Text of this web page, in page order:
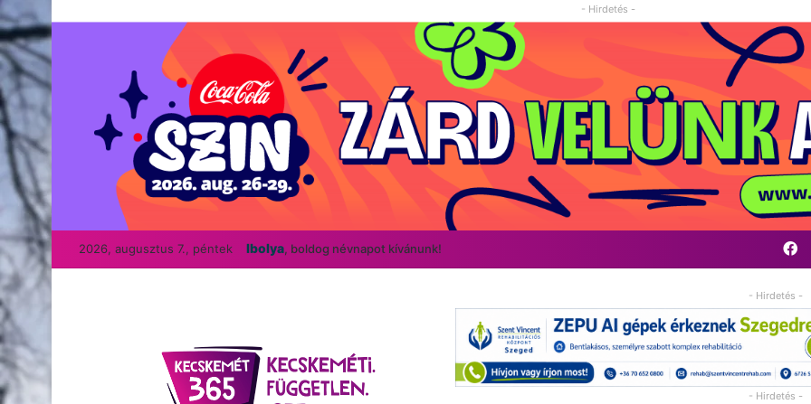
- Hirdetés -
2026, augusztus 7., péntek Ibolya, boldog névnapot kívánunk!
- Hirdetés -
- Hirdetés -